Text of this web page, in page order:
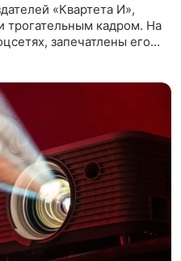
«Квартета И»,
трогательным кадром. На
запечатлены его